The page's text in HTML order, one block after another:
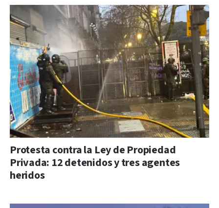
Protesta contra la Ley de Propiedad
Privada: 12 detenidos y tres agentes
heridos